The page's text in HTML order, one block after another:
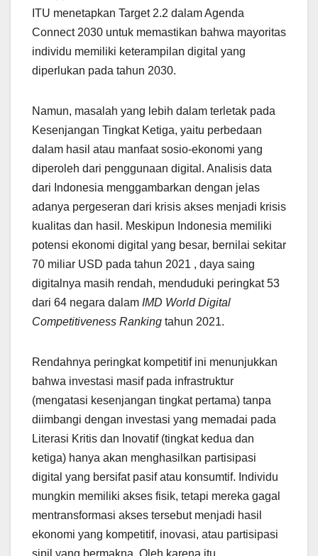
ITU menetapkan Target 2.2 dalam Agenda
Connect 2030 untuk memastikan bahwa mayoritas
individu memiliki keterampilan digital yang
diperlukan pada tahun 2030.
Namun, masalah yang lebih dalam terletak pada
Kesenjangan Tingkat Ketiga, yaitu perbedaan
dalam hasil atau manfaat sosio-ekonomi yang
diperoleh dari penggunaan digital. Analisis data
dari Indonesia menggambarkan dengan jelas
adanya pergeseran dari krisis akses menjadi krisis
kualitas dan hasil. Meskipun Indonesia memiliki
potensi ekonomi digital yang besar, bernilai sekitar
70 miliar USD pada tahun 2021 , daya saing
digitalnya masih rendah, menduduki peringkat 53
dari 64 negara dalam IMD World Digital
Competitiveness Ranking tahun 2021.
Rendahnya peringkat kompetitif ini menunjukkan
bahwa investasi masif pada infrastruktur
(mengatasi kesenjangan tingkat pertama) tanpa
diimbangi dengan investasi yang memadai pada
Literasi Kritis dan Inovatif (tingkat kedua dan
ketiga) hanya akan menghasilkan partisipasi
digital yang bersifat pasif atau konsumtif. Individu
mungkin memiliki akses fisik, tetapi mereka gagal
mentransformasi akses tersebut menjadi hasil
ekonomi yang kompetitif, inovasi, atau partisipasi